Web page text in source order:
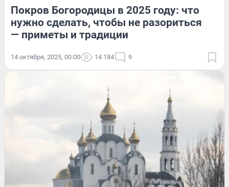
Покров Богородицы в 2025 году: что
нужно сделать, чтобы не разориться
— приметы и традиции
14 октября, 2025, 00:00 14 184 9